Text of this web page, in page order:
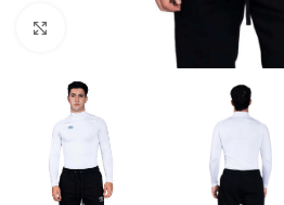
Amplía la Imagen